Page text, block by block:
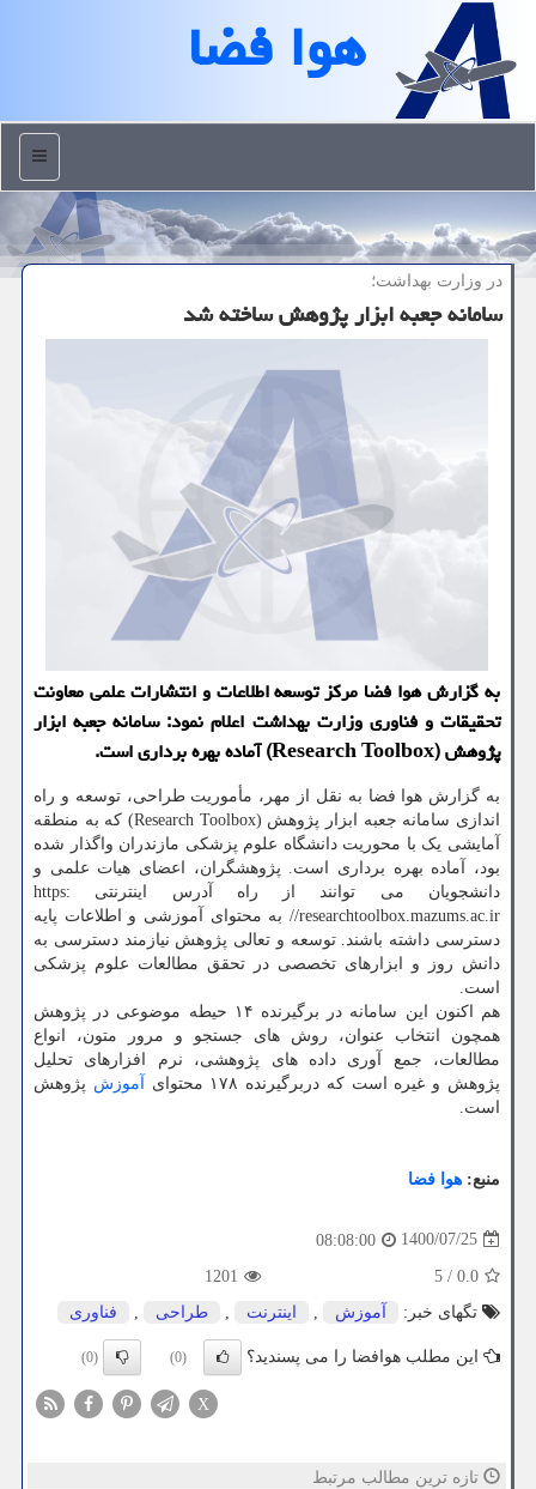
هوا فضا
منو
در وزارت بهداشت؛
سامانه جعبه ابزار پژوهش ساخته شد
به گزارش هوا فضا مرکز توسعه اطلاعات و انتشارات علمی معاونت
تحقیقات و فناوری وزارت بهداشت اعلام نمود: سامانه جعبه ابزار
پژوهش (Research Toolbox) آماده بهره برداری است.
به گزارش هوا فضا به نقل از مهر، مأموریت طراحی، توسعه و راه
اندازی سامانه جعبه ابزار پژوهش (Research Toolbox) که به منطقه
آمایشی یک با محوریت دانشگاه علوم پزشکی مازندران واگذار شده
بود، آماده بهره برداری است. پژوهشگران، اعضای هیات علمی و
دانشجویان می توانند از راه آدرس اینترنتی https:
//researchtoolbox.mazums.ac.ir به محتوای آموزشی و اطلاعات پایه
دسترسی داشته باشند. توسعه و تعالی پژوهش نیازمند دسترسی به
دانش روز و ابزارهای تخصصی در تحقق مطالعات علوم پزشکی
است.
هم اکنون این سامانه در برگیرنده ۱۴ حیطه موضوعی در پژوهش
همچون انتخاب عنوان، روش های جستجو و مرور متون، انواع
مطالعات، جمع آوری داده های پژوهشی، نرم افزارهای تحلیل
پژوهش و غیره است که دربرگیرنده ۱۷۸ محتوای
آموزش پژوهش
است.
منبع: هوا فضا
1400/07/25
08:08:00
0.0
/
5
1201
تگهای خبر:
آموزش , اینترنت , طراحی , فناوری
این مطلب هوافضا را می پسندید؟ (0)
(0)
X
تازه ترین مطالب مرتبط